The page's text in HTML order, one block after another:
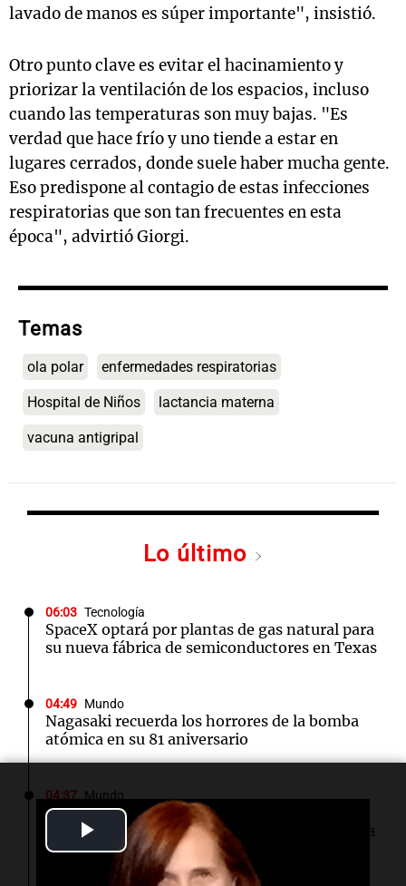
Play
Video
lavado de manos es súper importante", insistió.
Otro punto clave es evitar el hacinamiento y
priorizar la ventilación de los espacios, incluso
cuando las temperaturas son muy bajas. "Es
verdad que hace frío y uno tiende a estar en
lugares cerrados, donde suele haber mucha gente.
Eso predispone al contagio de estas infecciones
respiratorias que son tan frecuentes en esta
época", advirtió Giorgi.
Temas
ola polar enfermedades respiratorias
Hospital de Niños lactancia materna
vacuna antigripal
Lo último
06:03 Tecnología
SpaceX optará por plantas de gas natural para
su nueva fábrica de semiconductores en Texas
04:49 Mundo
Nagasaki recuerda los horrores de la bomba
atómica en su 81 aniversario
04:37 Mundo
Hutíes de Yemen atacan instalación de
Aramco en Arabia Saudí: nuevo conflicto en la
región